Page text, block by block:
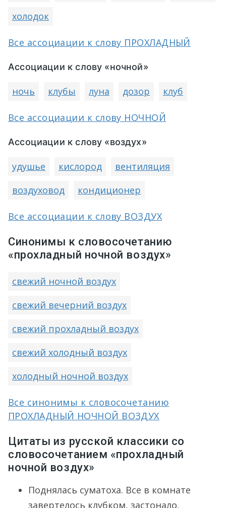
холодок
Все ассоциации к слову ПРОХЛАДНЫЙ
Ассоциации к слову «ночной»
ночь клубы луна дозор клуб
Все ассоциации к слову НОЧНОЙ
Ассоциации к слову «воздух»
удушье кислород
вентиляция
воздуховод
кондиционер
Все ассоциации к слову ВОЗДУХ
Синонимы к словосочетанию
«прохладный ночной воздух»
свежий ночной воздух
свежий вечерний воздух
свежий прохладный воздух
свежий холодный воздух
холодный ночной воздух
Все синонимы к словосочетанию
ПРОХЛАДНЫЙ НОЧНОЙ ВОЗДУХ
Цитаты из русской классики со
словосочетанием «прохладный
ночной воздух»
Поднялась суматоха. Все в комнате
завертелось клубком, застонало,